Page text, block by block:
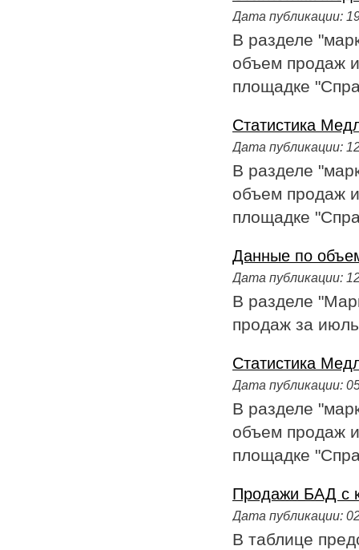
Дата публикации:
В разделе
объем продаж
площадке
Статистика
Дата публикации:
В разделе
объем продаж
площадке
Данные по
Дата публикации:
В разделе
продаж за
Статистика
Дата публикации:
В разделе
объем продаж
площадке
Продажи БАД с
Дата публикации:
В таблице